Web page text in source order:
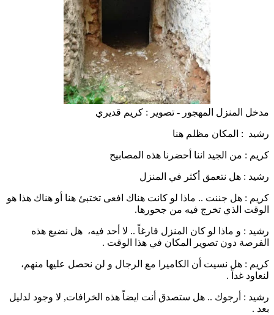
مدخل المنزل المهجور - تصوير : كريم قديري
رشيد : المكان مظلم هنا
كريم : من الجيد اننا أحضرنا هذه المصابيح
رشيد : هل نتعمق أكثر في المنزل
كريم : هل جننت .. ماذا لو كانت هناك افعى تختبئ هنا أو هناك هذا هو
الوقت الذي تخرج فيه من جحورها.
رشيد : و ماذا لو كان المنزل فارغاً .. لا أحد فيه، هل نضيع هذه
الفرصة دون تصوير المكان في هذا الوقت .
كريم : هل نسيت أن الكاميرا مع الرجال و لن نحصل عليها منهم،
لنعاود غداً .
رشيد : أرجوك .. هل ستصدق أنت ايضاً هذه الخرافات, لا وجود لدليل
بعد .